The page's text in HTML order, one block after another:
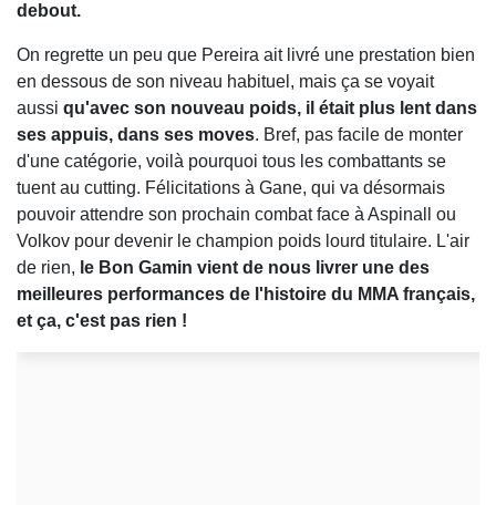
debout.
On regrette un peu que Pereira ait livré une prestation bien
en dessous de son niveau habituel, mais ça se voyait
aussi qu'avec son nouveau poids, il était plus lent dans
ses appuis, dans ses moves. Bref, pas facile de monter
d'une catégorie, voilà pourquoi tous les combattants se
tuent au cutting. Félicitations à Gane, qui va désormais
pouvoir attendre son prochain combat face à Aspinall ou
Volkov pour devenir le champion poids lourd titulaire. L'air
de rien, le Bon Gamin vient de nous livrer une des
meilleures performances de l'histoire du MMA français,
et ça, c'est pas rien !